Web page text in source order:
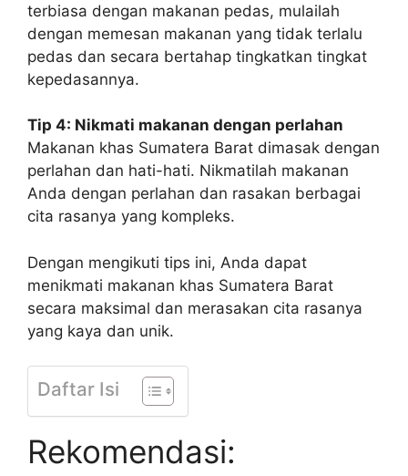
terbiasa dengan makanan pedas, mulailah
dengan memesan makanan yang tidak terlalu
pedas dan secara bertahap tingkatkan tingkat
kepedasannya.
Tip 4: Nikmati makanan dengan perlahan
Makanan khas Sumatera Barat dimasak dengan
perlahan dan hati-hati. Nikmatilah makanan
Anda dengan perlahan dan rasakan berbagai
cita rasanya yang kompleks.
Dengan mengikuti tips ini, Anda dapat
menikmati makanan khas Sumatera Barat
secara maksimal dan merasakan cita rasanya
yang kaya dan unik.
Daftar Isi
Rekomendasi: